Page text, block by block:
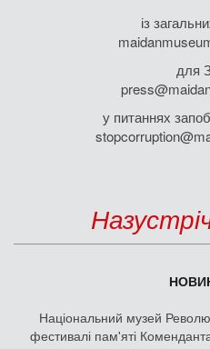
із
для
у питаннях
Національний музей
фестивалі пам'яті